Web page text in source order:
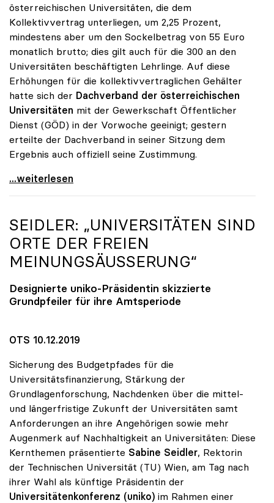
österreichischen Universitäten, die dem
Kollektivvertrag unterliegen, um 2,25 Prozent,
mindestens aber um den Sockelbetrag von 55 Euro
monatlich brutto; dies gilt auch für die 300 an den
Universitäten beschäftigten Lehrlinge. Auf diese
Erhöhungen für die kollektivvertraglichen Gehälter
hatte sich der Dachverband der österreichischen
Universitäten mit der Gewerkschaft Öffentlicher
Dienst (GÖD) in der Vorwoche geeinigt; gestern
erteilte der Dachverband in seiner Sitzung dem
Ergebnis auch offiziell seine Zustimmung.
KV-Verhandlungen: Gehälter steigen um mindestens
...weiterlesen
SEIDLER: „UNIVERSITÄTEN SIND
ORTE DER FREIEN
MEINUNGSÄUSSERUNG“
Designierte uniko-Präsidentin skizzierte
Grundpfeiler für ihre Amtsperiode
OTS 10.12.2019
Sicherung des Budgetpfades für die
Universitätsfinanzierung, Stärkung der
Grundlagenforschung, Nachdenken über die mittel-
und längerfristige Zukunft der Universitäten samt
Anforderungen an ihre Angehörigen sowie mehr
Augenmerk auf Nachhaltigkeit an Universitäten: Diese
Kernthemen präsentierte Sabine Seidler, Rektorin
der Technischen Universität (TU) Wien, am Tag nach
ihrer Wahl als künftige Präsidentin der
Universitätenkonferenz (uniko) im Rahmen einer